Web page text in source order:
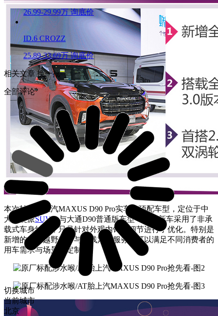
本次拍摄的上汽MAXUS D90 Pro实车为顶配车型，定位于中
大型硬派SUV。与大通D90普通版车型一样，新车采用了非承
载式车身结构，只是针对外观内饰的细节进行了优化。特别是
新增的全新越野套件与在线定制服务，可以满足不同消费者的
用车需求与场景化定制。
26.99-29.99万 询底价
ID.6 CROZZ
25.89-33.69万 询底价
相关文章换一批
全部评论
切换城市
当前城市
北京